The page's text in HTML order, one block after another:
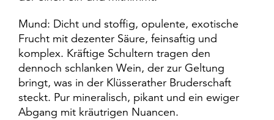
Mund: Dicht und stoffig, opulente, exotische
Frucht mit dezenter Säure, feinsaftig und
komplex. Kräftige Schultern tragen den
dennoch schlanken Wein, der zur Geltung
bringt, was in der Klüsserather Bruderschaft
steckt. Pur mineralisch, pikant und ein ewiger
Abgang mit kräutrigen Nuancen.